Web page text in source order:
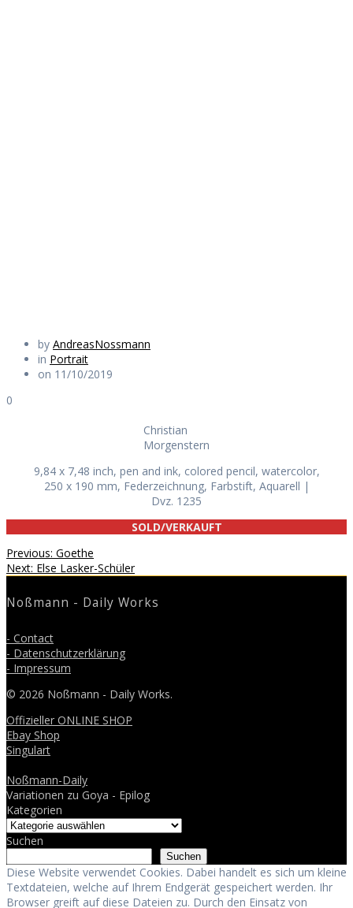
by AndreasNossmann
in Portrait
on 11/10/2019
0
Christian
Morgenstern
9,84 x 7,48 inch, pen and ink, colored pencil, watercolor,
250 x 190 mm, Federzeichnung, Farbstift, Aquarell |
Dvz. 1235
SOLD/VERKAUFT
Beitragsnavigation
Previous: Previous
post:
Goethe
Next: Next
Else Lasker-Schüler
Noßmann - Daily Works
- Contact
- Datenschutzerklärung
- Impressum
© 2026 Noßmann - Daily Works.
Offizieller ONLINE SHOP
Ebay Shop
Singulart
Noßmann-Daily
Variationen zu Goya - Epilog
Kategorien
Suchen
Suchen
Diese Website verwendet Cookies. Dabei handelt es sich um kleine
Textdateien, welche auf Ihrem Endgerät gespeichert werden. Ihr
Browser greift auf diese Dateien zu. Durch den Einsatz von